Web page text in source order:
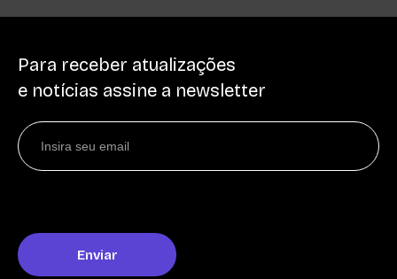
Para receber atualizações
e notícias assine a newsletter